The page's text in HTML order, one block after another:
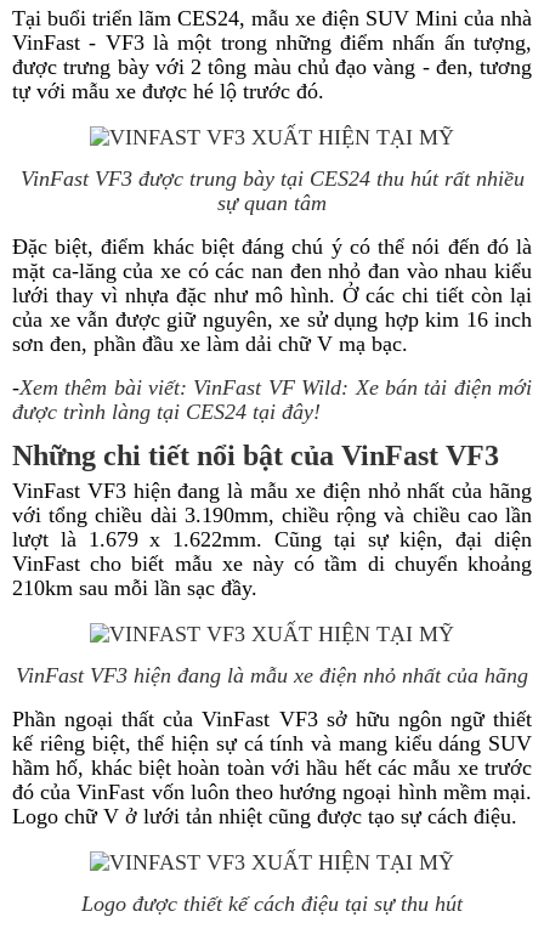
Tại buổi triển lãm CES24, mẫu xe điện SUV Mini của nhà
VinFast - VF3 là một trong những điểm nhấn ấn tượng,
được trưng bày với 2 tông màu chủ đạo vàng - đen, tương
tự với mẫu xe được hé lộ trước đó.
VinFast VF3 được trung bày tại CES24 thu hút rất nhiều
sự quan tâm
Đặc biệt, điểm khác biệt đáng chú ý có thể nói đến đó là
mặt ca-lăng của xe có các nan đen nhỏ đan vào nhau kiểu
lưới thay vì nhựa đặc như mô hình. Ở các chi tiết còn lại
của xe vẫn được giữ nguyên, xe sử dụng hợp kim 16 inch
sơn đen, phần đầu xe làm dải chữ V mạ bạc.
-Xem thêm bài viết: VinFast VF Wild:Xe bán tải điện mới
được trình làng tại CES24 tại đây!
Những chi tiết nổi bật của VinFast VF3
VinFast VF3 hiện đang là mẫu xe điện nhỏ nhất của hãng
với tổng chiều dài 3.190mm, chiều rộng và chiều cao lần
lượt là 1.679 x 1.622mm. Cũng tại sự kiện, đại diện
VinFast cho biết mẫu xe này có tầm di chuyển khoảng
210km sau mỗi lần sạc đầy.
VinFast VF3 hiện đang là mẫu xe điện nhỏ nhất của hãng
Phần ngoại thất của VinFast VF3 sở hữu ngôn ngữ thiết
kế riêng biệt, thể hiện sự cá tính và mang kiểu dáng SUV
hầm hố, khác biệt hoàn toàn với hầu hết các mẫu xe trước
đó của VinFast vốn luôn theo hướng ngoại hình mềm mại.
Logo chữ V ở lưới tản nhiệt cũng được tạo sự cách điệu.
Logo được thiết kế cách điệu tại sự thu hút